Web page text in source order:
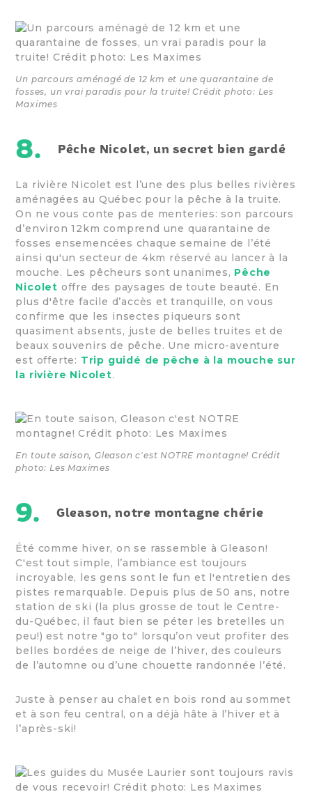
Un parcours aménagé de 12 km et une quarantaine de
fosses, un vrai paradis pour la truite! Crédit photo: Les
Maximes
8. Pêche Nicolet, un secret bien gardé
La rivière Nicolet est l’une des plus belles rivières
aménagées au Québec pour la pêche à la truite.
On ne vous conte pas de menteries: son parcours
d’environ 12km comprend une quarantaine de
fosses ensemencées chaque semaine de l’été
ainsi qu'un secteur de 4km réservé au lancer à la
mouche. Les pêcheurs sont unanimes, Pêche
Nicolet offre des paysages de toute beauté. En
plus d'être facile d’accès et tranquille, on vous
confirme que les insectes piqueurs sont
quasiment absents, juste de belles truites et de
beaux souvenirs de pêche. Une micro-aventure
est offerte: Trip guidé de pêche à la mouche sur
la rivière Nicolet.
En toute saison, Gleason c'est NOTRE montagne! Crédit
photo: Les Maximes
9. Gleason, notre montagne chérie
Été comme hiver, on se rassemble à Gleason!
C'est tout simple, l’ambiance est toujours
incroyable, les gens sont le fun et l'entretien des
pistes remarquable. Depuis plus de 50 ans, notre
station de ski (la plus grosse de tout le Centre-
du-Québec, il faut bien se péter les bretelles un
peu!) est notre "go to" lorsqu’on veut profiter des
belles bordées de neige de l’hiver, des couleurs
de l’automne ou d’une chouette randonnée l’été.
Juste à penser au chalet en bois rond au sommet
et à son feu central, on a déjà hâte à l’hiver et à
l’après-ski!